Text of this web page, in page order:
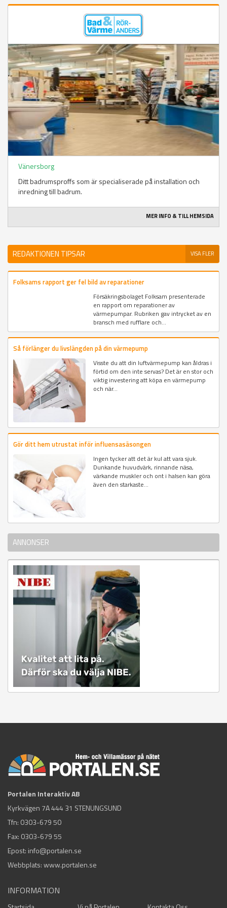
Vänersborg
Ditt badrumsproffs som är specialiserade på installation och
inredning till badrum.
MER INFO & TILL HEMSIDA
REDAKTIONEN TIPSAR VISA FLER
Folksams rapport ger fel bild av reparationer
Försäkringsbolaget Folksam presenterade
en rapport om reparationer av
värmepumpar. Rubriken gav intrycket av en
bransch med rufflare och...
Så förlänger du livslängden på din värmepump
Visste du att din luftvärmepump kan åldras i
förtid om den inte servas? Det är en stor och
viktig investering att köpa en värmepump
och när...
Gör ditt hem utrustat inför influensasäsongen
Ingen tycker att det är kul att vara sjuk.
Dunkande huvudvärk, rinnande näsa,
värkande muskler och ont i halsen kan göra
även den starkaste...
ANNONSER
Portalen Interaktiv AB
Kyrkvägen 7A 444 31 STENUNGSUND
Tfn: 0303-679 50
Fax: 0303-679 55
Epost: info@portalen.se
Webbplats: www.portalen.se
INFORMATION